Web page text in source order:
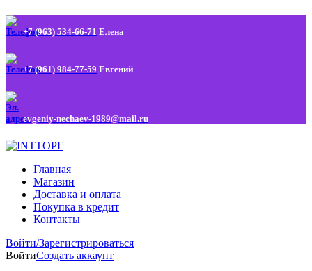
+7 (963) 534-66-71 Елена
+7 (961) 984-77-59 Евгений
evgeniy-nechaev-1989@mail.ru
Главная
Магазин
Доставка и оплата
Покупка в кредит
Контакты
Войти/Зарегистрироваться
ВойтиСоздать аккаунт